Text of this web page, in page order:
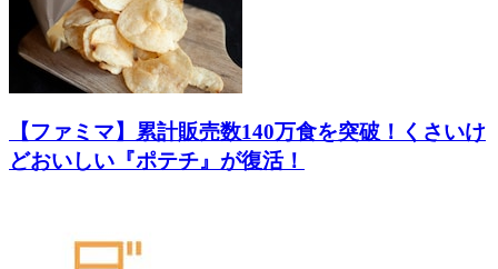
【ファミマ】累計販売数140万食を突破！くさいけ
どおいしい『ポテチ』が復活！